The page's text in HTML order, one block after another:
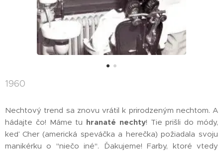
1960
Nechtový trend sa znovu vrátil k prirodzeným nechtom. A
hádajte čo! Máme tu hranaté nechty! Tie prišli do módy,
keď Cher (americká speváčka a herečka) požiadala svoju
manikérku o "niečo iné". Ďakujeme! Farby, ktoré vtedy